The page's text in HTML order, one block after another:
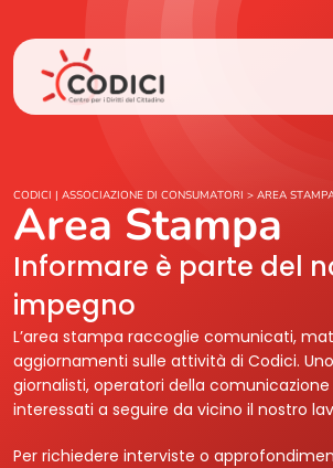
Chi Siamo
Cosa Facciamo
Area Stampa
Contatti
Login
CODICI | ASSOCIAZIONE DI CONSUMATORI > AREA
Area Stampa
Informare è parte del
impegno
L’area stampa raccoglie comunicati,
aggiornamenti sulle attività di Codici.
giornalisti, operatori della
interessati a seguire da vicino il nostro
Per richiedere interviste o